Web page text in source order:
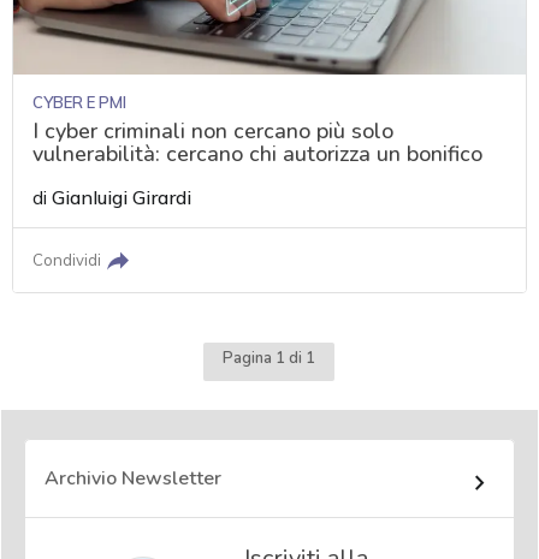
CYBER E PMI
I cyber criminali non cercano più solo
vulnerabilità: cercano chi autorizza un bonifico
diGianluigi Girardi
Condividi
Pagina 1 di 1
Archivio Newsletter